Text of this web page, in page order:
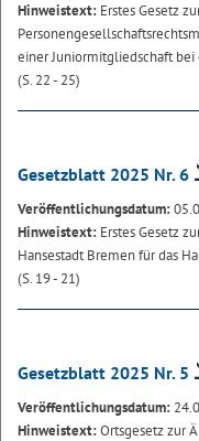
Hinweistext: Erstes Gesetz
einer Juniormitgliedschaft
(S. 22 - 25)
Gesetzblatt 2025 Nr. 6
Veröffentlichungsdatum:
Hinweistext: Erstes Gesetz
Hansestadt Bremen für das
(S. 19 - 21)
Gesetzblatt 2025 Nr. 5
Veröffentlichungsdatum:
Hinweistext:Ortsgesetz zur